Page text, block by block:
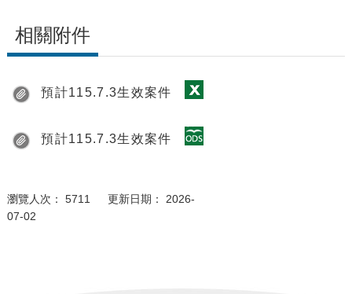
相關附件
預計115.7.3生效案件
預計115.7.3生效案件
瀏覽人次： 5711 更新日期： 2026-
07-02